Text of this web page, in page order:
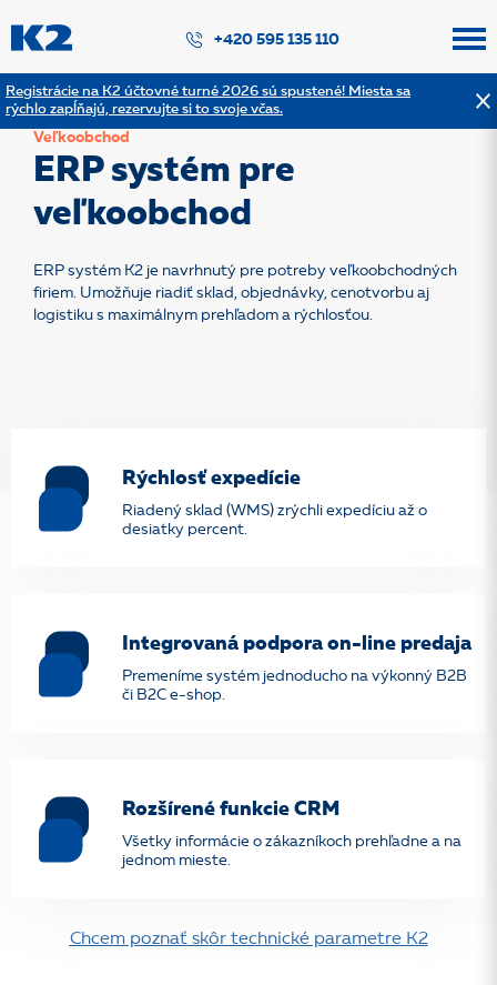
Registrácie na K2 účtovné turné 2026 sú spustené! Miesta sa
rýchlo zapĺňajú, rezervujte si to svoje včas.
+420 595 135 110
Veľkoobchod
ERP systém pre
veľkoobchod
ERP systém K2 je navrhnutý pre potreby veľkoobchodných
firiem. Umožňuje riadiť sklad, objednávky, cenotvorbu aj
logistiku s maximálnym prehľadom a rýchlosťou.
Rýchlosť expedície
Riadený sklad (WMS) zrýchli expedíciu až o
desiatky percent.
Integrovaná podpora on-line predaja
Premeníme systém jednoducho na výkonný B2B
či B2C e-shop.
Rozšírené funkcie CRM
Všetky informácie o zákazníkoch prehľadne a na
jednom mieste.
Chcem poznať skôr technické parametre K2